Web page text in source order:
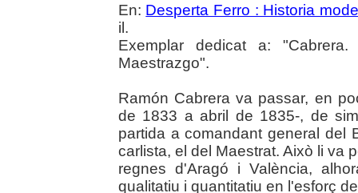
En: Desperta Ferro : Historia
il.
Exemplar dedicat a:
Maestrazgo".
Ramón Cabrera va passar, en
de 1833 a abril de 1835-, de
partida a comandant general del
carlista, el del Maestrat. Això li va
regnes d'Aragó i València,
qualitatiu i quantitatiu en l'esforç